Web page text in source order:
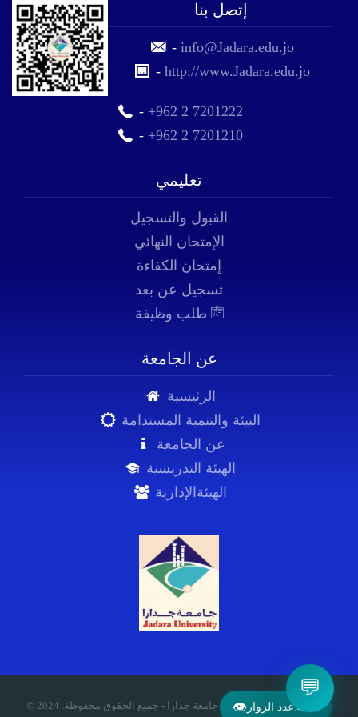
إتصل بنا
-info@Jadara.edu.jo
-http://www.Jadara.edu.jo
- +962 2 7201222
- +962 2 7201210
تعليمي
القبول والتسجيل
الإمتحان النهائي
إمتحان الكفاءة
تسجيل عن بعد
عن الجامعة
الرئيسية
البيئة والتنمية المستدامة
عن الجامعة
الهيئة التدريسية
الهيئةالإدارية
© 2024 .جامعة جدارا - جميع الحقوق محفوظة 👁 عدد الزوار:400
💬